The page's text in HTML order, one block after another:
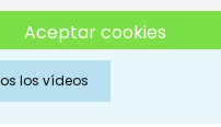
Aceptar cookies
cookies de Redes
Sociales
los vídeos